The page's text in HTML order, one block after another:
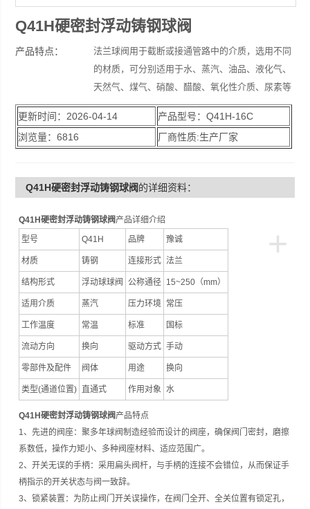
Q41H硬密封浮动铸钢球阀
产品特点：
法兰球阀用于截断或接通管路中的介质，选用不同
的材质，可分别适用于水、蒸汽、油品、液化气、
天然气、煤气、硝酸、醋酸、氧化性介质、尿素等
多种介质。
更新时间：2026-04-14
产品型号：Q41H-16C
浏览量：6816
厂商性质:生产厂家
Q41H硬密封浮动铸钢球阀的详细资料：
Q41H硬密封浮动铸钢球阀产品详细介绍
+
型号 Q41H 品牌 豫诚
材质 铸钢 连接形式 法兰
结构形式 浮动球球阀 公称通径 15~250（mm）
适用介质 蒸汽 压力环境 常压
工作温度 常温 标准 国标
流动方向 换向 驱动方式 手动
零部件及配件 阀体 用途 换向
类型(通道位置) 直通式 作用对象 水
Q41H硬密封浮动铸钢球阀产品特点
1、先进的阀座：聚多年球阀制造经验而设计的阀座，确保阀门密封，磨擦
系数低，操作力矩小、多种阀座材料、适应范围广。
2、开关无误的手柄：采用扁头阀杆，与手柄的连接不会错位，从而保证手
柄指示的开关状态与阀一致辞。
3、锁紧装置：为防止阀门开关误操作，在阀门全开、全关位置有锁定孔，